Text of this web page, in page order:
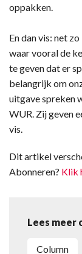
oppakken.
En dan vis: net
waar vooral de
te geven dat er
belangrijk om
uitgave spreken
WUR. Zij geven
vis.
Dit artikel
Abonneren? Klik
Lees meer
Column